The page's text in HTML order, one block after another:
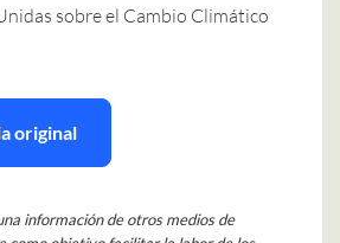
sobre el Cambio Climático
original
información de otros medios de